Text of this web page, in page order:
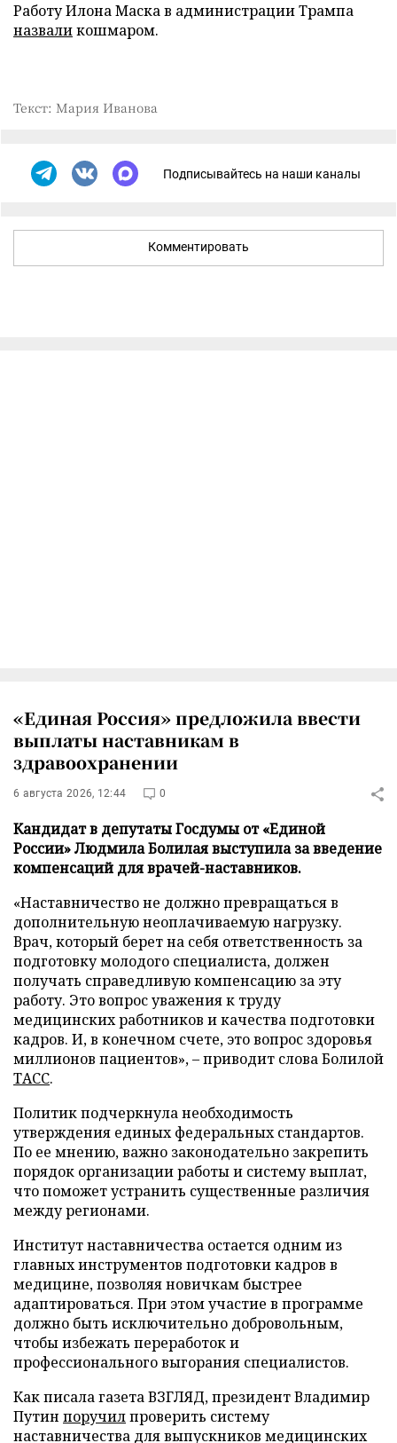
Работу Илона Маска в администрации Трампа
назваликошмаром.
Текст: Мария Иванова
Подписывайтесь на наши каналы
Комментировать
«Единая Россия» предложила ввести
выплаты наставникам в
здравоохранении
6 августа 2026, 12:44 0
Кандидат в депутаты Госдумы от «Единой
России» Людмила Болилая выступила за введение
компенсаций для врачей-наставников.
«Наставничество не должно превращаться в
дополнительную неоплачиваемую нагрузку.
Врач, который берет на себя ответственность за
подготовку молодого специалиста, должен
получать справедливую компенсацию за эту
работу. Это вопрос уважения к труду
медицинских работников и качества подготовки
кадров. И, в конечном счете, это вопрос здоровья
миллионов пациентов», – приводит слова Болилой
ТАСС.
Политик подчеркнула необходимость
утверждения единых федеральных стандартов.
По ее мнению, важно законодательно закрепить
порядок организации работы и систему выплат,
что поможет устранить существенные различия
между регионами.
Институт наставничества остается одним из
главных инструментов подготовки кадров в
медицине, позволяя новичкам быстрее
адаптироваться. При этом участие в программе
должно быть исключительно добровольным,
чтобы избежать переработок и
профессионального выгорания специалистов.
Как писала газета ВЗГЛЯД, президент Владимир
Путин поручилпроверить систему
наставничества для выпускников медицинских